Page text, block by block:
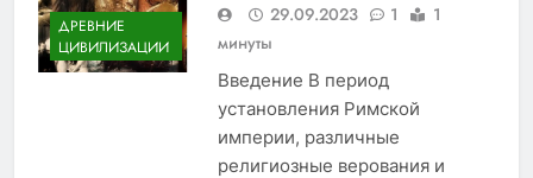
ДРЕВНИЕ
ЦИВИЛИЗАЦИИ
29.09.2023 1
1
минуты
Введение В период
установления Римской
империи, различные
религиозные верования и